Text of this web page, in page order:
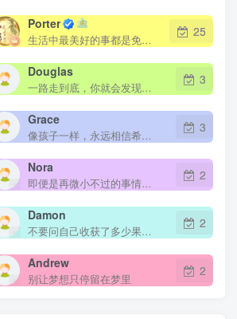
色查询助手 Zibll主题 – 未登录禁止访问分类下的文章
Porter
生活中最美好的事都是免费的
25
Douglas
一路走到底，你就会发现那个最佳出口
3
Grace
像孩子一样，永远相信希望，相信梦想
3
Nora
即便是再微小不过的事情，你也要用心去做。这就是成功的秘密
2
Damon
不要问自己收获了多少果实，而是要问自己今天播种了多少种子
2
Andrew
别让梦想只停留在梦里
2